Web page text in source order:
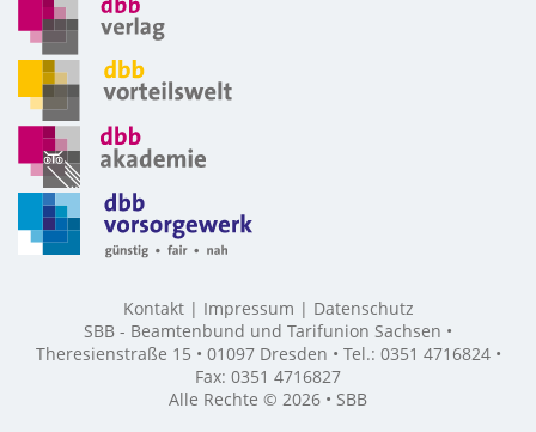
Kontakt Impressum
Datenschutz
SBB - Beamtenbund und Tarifunion Sachsen •
Theresienstraße 15 • 01097 Dresden • Tel.: 0351 4716824 •
Fax: 0351 4716827
Alle Rechte © 2026 • SBB